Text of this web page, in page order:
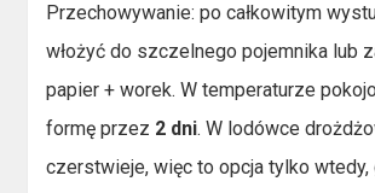
Przechowywanie: po całkowitym
włożyć do szczelnego pojemnika lub
papier + worek. W temperaturze
formę przez 2 dni. W lodówce
czerstwieje, więc to opcja tylko wtedy,